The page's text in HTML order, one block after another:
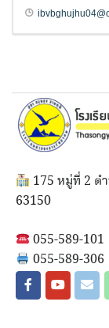
175 หมู่ที่ 2 ต
63150
055-589-101
055-589-306